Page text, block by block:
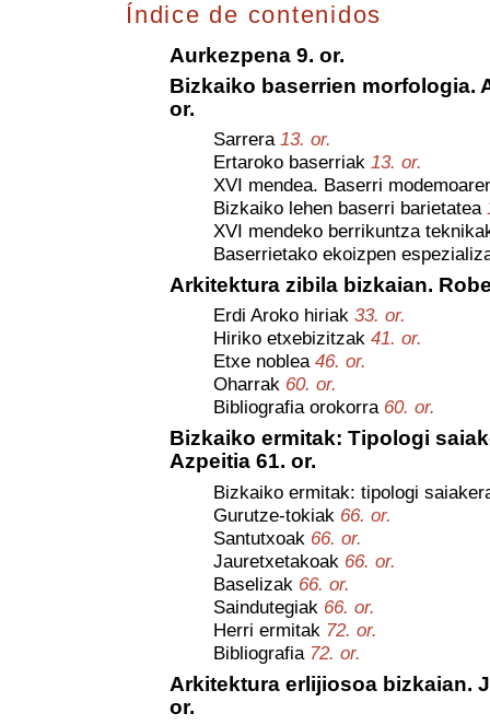
Índice de contenidos
Aurkezpena 9. or.
Bizkaiko baserrien morfologia.
or.
Sarrera 13. or.
Ertaroko baserriak 13. or.
XVI mendea. Baserri
Bizkaiko lehen baserri barietatea
XVI mendeko berrikuntza
Baserrietako ekoizpen
Arkitektura zibila bizkaian.
Erdi Aroko hiriak 33. or.
Hiriko etxebizitzak 41. or.
Etxe noblea 46. or.
Oharrak 60. or.
Bibliografia orokorra 60. or.
Bizkaiko ermitak: Tipologi
Azpeitia 61. or.
Bizkaiko ermitak: tipologi
Gurutze-tokiak 66. or.
Santutxoak 66. or.
Jauretxetakoak 66. or.
Baselizak 66. or.
Saindutegiak 66. or.
Herri ermitak 72. or.
Bibliografia 72. or.
Arkitektura erlijiosoa bizkaian.
or.